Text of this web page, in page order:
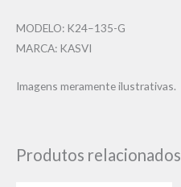
MODELO: K24–135-G
MARCA: KASVI
Imagens meramente ilustrativas.
Produtos relacionados